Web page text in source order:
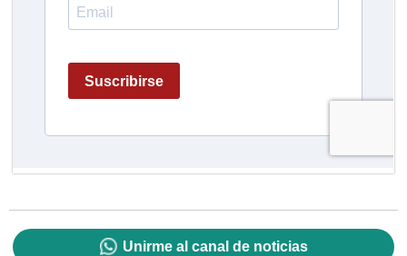
Unirme al canal de noticias